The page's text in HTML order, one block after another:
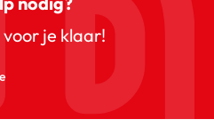
je klaar!